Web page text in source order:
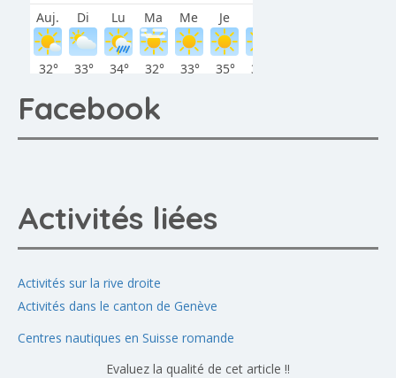
Facebook
Activités liées
Activités sur la rive droite
Activités dans le canton de Genève
Centres nautiques en Suisse romande
Evaluez la qualité de cet article !!